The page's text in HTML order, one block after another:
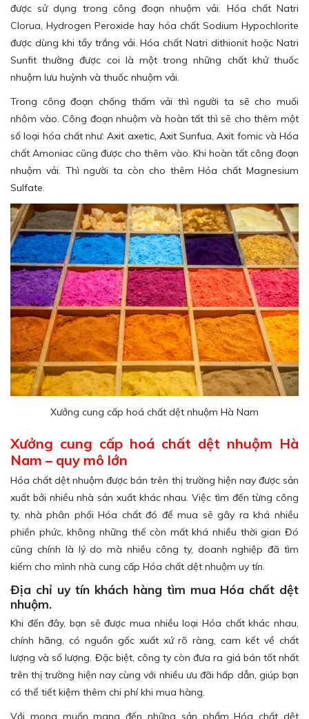
được sử dụng trong công đoạn nhuộm vải. Hóa chất Natri
Clorua, Hydrogen Peroxide hay hóa chất Sodium Hypochlorite
được dùng khi tẩy trắng vải.Hóa chất Natri dithionit hoặc Natri
Sunfit thường được coi là một trong những chất khử thuốc
nhuộm lưu huỳnh và thuốc nhuộm vải.
Trong công đoạn chống thấm vải thì người ta sẽ cho muối
nhôm vào.Công đoạn nhuộm và hoàn tất thì sẽ cho thêm một
số loại hóa chất như: Axit axetic, Axit Sunfua, Axit fomic và Hóa
chất Amoniac cũng được cho thêm vào. Khi hoàn tất công đoạn
nhuộm vải. Thì người ta còn cho thêm Hóa chất Magnesium
Sulfate.
Xưởng cung cấp hoá chất dệt nhuộm Hà Nam
Xưởng cung cấp hoá chất dệt nhuộm Hà
Nam – quy mô lớn
Hóa chất dệt nhuộm được bán trên thị trường hiện nay được sản
xuất bởi nhiều nhà sản xuất khác nhau. Việc tìm đến từng công
ty, nhà phân phối Hóa chất đó để mua sẽ gây ra khá nhiều
phiền phức, không những thế còn mất khá nhiều thời gian Đó
cũng chính là lý do mà nhiều công ty, doanh nghiệp đã tìm
kiếm cho mình nhà cung cấp Hóa chất dệt nhuộm uy tín.
Địa chỉ uy tín khách hàng tìm mua Hóa chất dệt
nhuộm.
Khi đến đây, bạn sẽ được mua nhiều loại Hóa chất khác nhau,
chính hãng, có nguồn gốc xuất xứ rõ ràng, cam kết về chất
lượng và số lượng. Đặc biệt, công ty còn đưa ra giá bán tốt nhất
trên thị trường hiện nay cùng với nhiều ưu đãi hấp dẫn, giúp bạn
có thể tiết kiệm thêm chi phí khi mua hàng.
Với mong muốn mang đến những sản phẩm Hóa chất dệt